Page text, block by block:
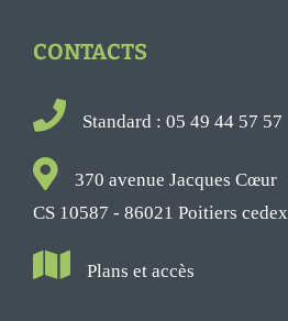
CONTACTS
Standard : 05 49 44 57 57
370 avenue Jacques Cœur
CS 10587 - 86021 Poitiers cedex
Plans et accès